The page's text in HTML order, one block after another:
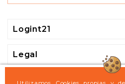
Logint21
Legal
Mi cuenta